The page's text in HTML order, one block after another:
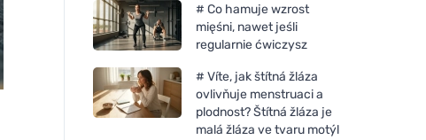
# Co hamuje wzrost
mięśni, nawet jeśli
regularnie ćwiczysz
# Víte, jak štítná žláza
ovlivňuje menstruaci a
plodnost? Štítná žláza je
malá žláza ve tvaru motýl